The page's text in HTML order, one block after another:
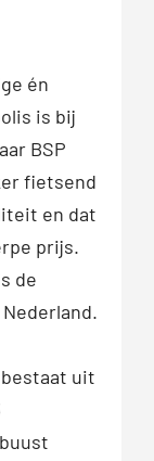
én
is bij
BSP
fietsend
en dat
prijs.
de
uit